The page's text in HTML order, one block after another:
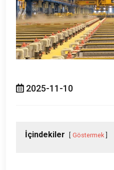
2025-11-10
İçindekiler Göstermek